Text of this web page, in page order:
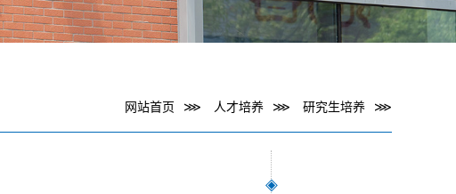
网站首页 ⋙ 人才培养 ⋙ 研究生培养 ⋙
◈